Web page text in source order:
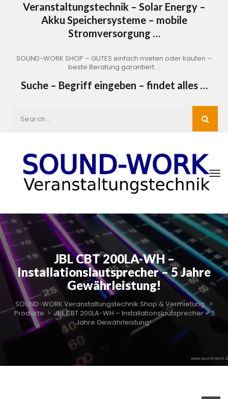
Veranstaltungstechnik – Solar Energy –
Akku Speichersysteme – mobile
Stromversorgung …
SOUND-WORK SHOP – GUTES einfach mieten oder kaufen –
beste Beratung garantiert …
Suche – Begriff eingeben – findet alles …
JBL CBT 200LA-WH –
Installationslautsprecher – 5 Jahre
Gewährleistung!
SOUND-WORK Veranstaltungstechnik Shop & Vermietung >
Produkte > JBL CBT 200LA-WH – Installationslautsprecher – 5
Jahre Gewährleistung!